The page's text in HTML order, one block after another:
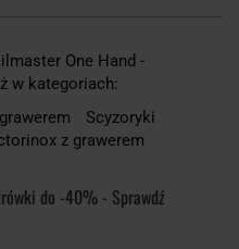
One Hand -
w kategoriach:
Scyzoryki
z grawerem